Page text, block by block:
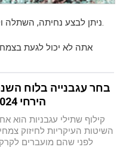
ניתן לבצע נחיתה, השתלה וקטיף באפריל: 7, 8, 11, 12, 18, 20, 21.
אתה לא יכול לגעת בצמחים
בחר עגבנייה בלוח
הירחי 2024
קילוף שתילי עגבניות הוא
השיטות העיקריות לחיזוק
לפני שהם מועברים